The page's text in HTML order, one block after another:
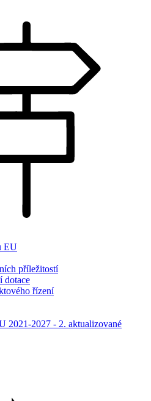
EU
příležitostí
dotace
řízení
2021-2027 - 2. aktualizované